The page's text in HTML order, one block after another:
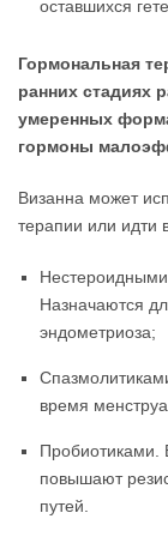
оставшихся
Гормональная
ранних стадиях
умеренных
гормоны
Визанна может
терапии или идти
Назначаются
эндометриоза;
время
Пробиотиками.
повышают
путей.